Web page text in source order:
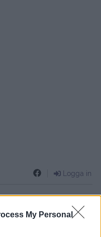
My Personal
Logga in